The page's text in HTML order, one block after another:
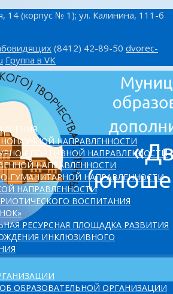
14 (корпус № 1); ул. Калинина, 111-б
(8412) 42-89-50 dvorec-
Группа в VK
НАПРАВЛЕННОСТИ
СПОРТИВНОЙ НАПРАВЛЕННОСТИ
НАПРАВЛЕННОСТИ
ГУМАНИТАРНОЙ НАПРАВЛЕННОСТИ
НАПРАВЛЕННОСТИ
ВОСПИТАНИЯ
РЕСУРСНАЯ ПЛОЩАДКА РАЗВИТИЯ
ИНКЛЮЗИВНОГО
ОБРАЗОВАТЕЛЬНОЙ ОРГАНИЗАЦИИ